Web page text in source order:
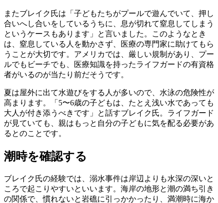
またブレイク氏は「子どもたちがプールで遊んでいて、押し
合いへし合いをしているうちに、息が切れて窒息してしまう
というケースもあります」と言いました。このようなとき
は、窒息している人を動かさず、医療の専門家に助けてもら
うことが大切です。アメリカでは、厳しい規制があり、プー
ルでもビーチでも、医療知識を持ったライフガードの有資格
者がいるのが当たり前だそうです。
夏は屋外に出て水遊びをする人が多いので、水泳の危険性が
高まります。「5〜6歳の子どもは、たとえ浅い水であっても
大人が付き添うべきです」と話すブレイク氏。ライフガード
が見ていても、親はもっと自分の子どもに気を配る必要があ
るとのことです。
潮時を確認する
ブレイク氏の経験では、溺水事件は岸辺よりも水深の深いと
ころで起こりやすいといいます。海岸の地形と潮の満ち引き
の関係で、慣れないと岩礁に引っかかったり、満潮時に海か